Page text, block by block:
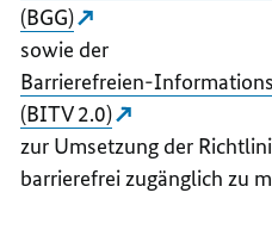
(BGG)
sowie der
Barrierefreien-
(BITV 2.0)
zur Umsetzung der
barrierefrei zugänglich zu